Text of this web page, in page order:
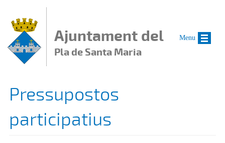
Ajuntament del
Pla de Santa Maria
Pressupostos
participatius
Menu